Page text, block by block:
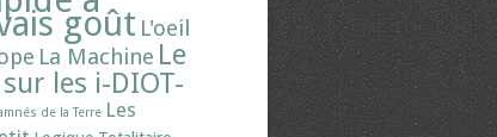
goût L'oeil
La Machine Le
les i-DIOT-
de la Terre Les